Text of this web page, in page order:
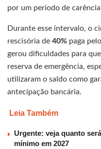
por um período de
Durante esse intervalo, o
rescisória de 40% paga
gerou dificuldades para
reserva de emergência,
utilizaram o saldo como
antecipação bancária.
Leia Também
Urgente: veja quanto
mínimo em 2027